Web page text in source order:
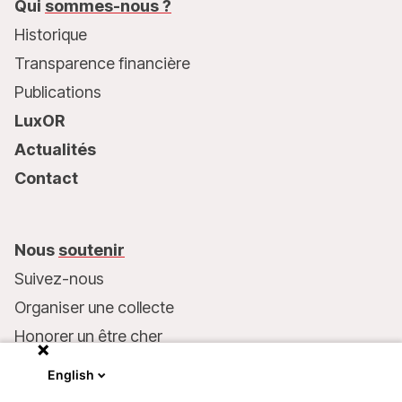
Qui sommes-nous ?
Historique
Transparence financière
Publications
LuxOR
Actualités
Contact
Nous soutenir
Suivez-nous
Organiser une collecte
Honorer un être cher
English